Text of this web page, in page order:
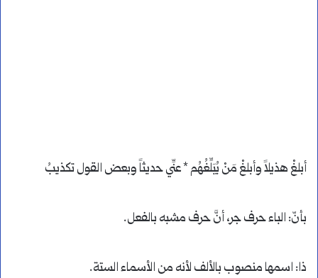
أبلغْ هذيلاً وأبلغْ مَنْ يُبَلِّغُهُم * عنِّي حديثاً وبعض القول تكذيبُ
بأنّ: الباء حرف جر، أنَّ حرف مشبه بالفعل.
ذا: اسمها منصوب بالألف لأنه من الأسماء الستة.